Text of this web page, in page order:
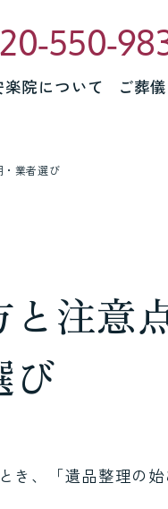
550-
楽院について ご葬
・業者選び
注意
び
き、「遺品整理の